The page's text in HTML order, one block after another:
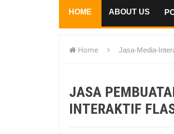
HOME ABOUT US
Home Jasa-Media-
JASA
INTERAKTIF